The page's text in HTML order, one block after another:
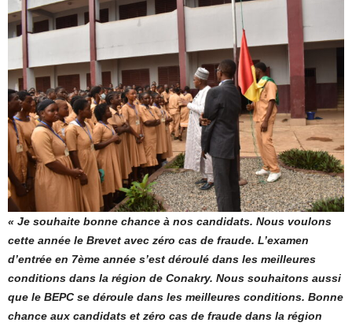
« Je souhaite bonne chance à nos candidats. Nous voulons
cette année le Brevet avec zéro cas de fraude. L’examen
d’entrée en 7ème année s’est déroulé dans les meilleures
conditions dans la région de Conakry. Nous souhaitons aussi
que le BEPC se déroule dans les meilleures conditions. Bonne
chance aux candidats et zéro cas de fraude dans la région